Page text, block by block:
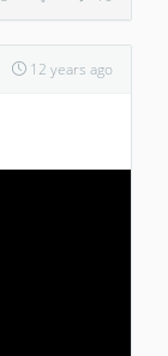
12 years ago